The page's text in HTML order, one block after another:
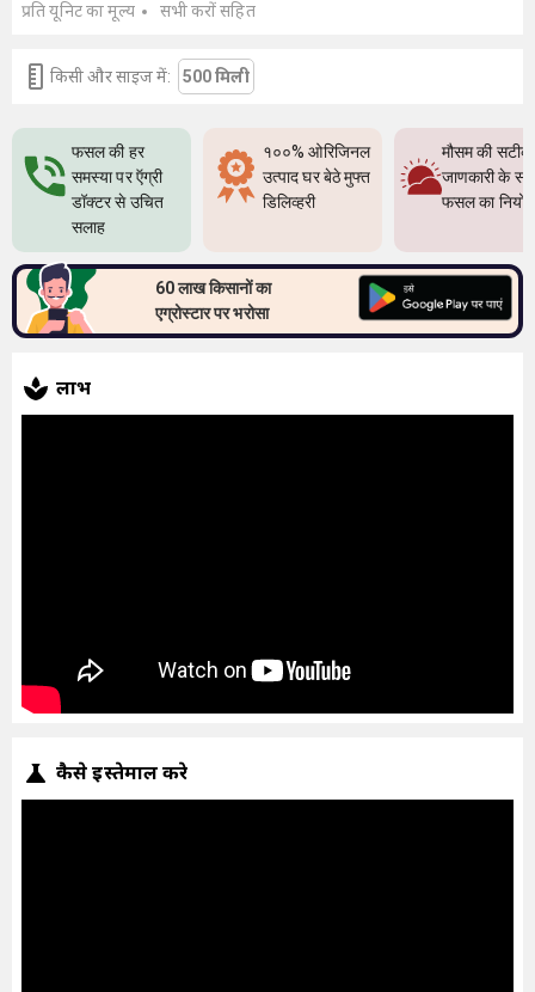
प्रति यूनिट का मूल्य
सभी करों सहित
किसी और साइज में: 500 मिली
फसल की हर
समस्या पर ऍग्री
डॉक्टर से उचित
सलाह
१००% ओरिजिनल
उत्पाद घर बेठे मुफ्त
डिलिव्हरी
मौसम की सटीक
जाणकारी के
फसल का
60 लाख किसानों का
एग्रोस्टार पर भरोसा
लाभ
कैसे इस्तेमाल करे